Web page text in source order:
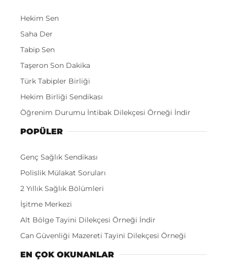
Hekim Sen
Saha Der
Tabip Sen
Taşeron Son Dakika
Türk Tabipler Birliği
Hekim Birliği Sendikası
Öğrenim Durumu İntibak Dilekçesi Örneği İndir
POPÜLER
Genç Sağlık Sendikası
Polislik Mülakat Soruları
2 Yıllık Sağlık Bölümleri
İşitme Merkezi
Alt Bölge Tayini Dilekçesi Örneği İndir
Can Güvenliği Mazereti Tayini Dilekçesi Örneği
EN ÇOK OKUNANLAR